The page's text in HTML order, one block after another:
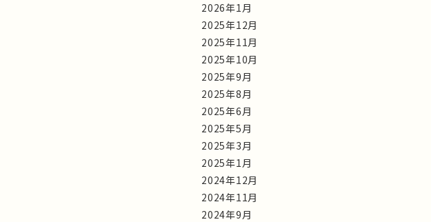
2026年1月
2025年12月
2025年11月
2025年10月
2025年9月
2025年8月
2025年6月
2025年5月
2025年3月
2025年1月
2024年12月
2024年11月
2024年9月